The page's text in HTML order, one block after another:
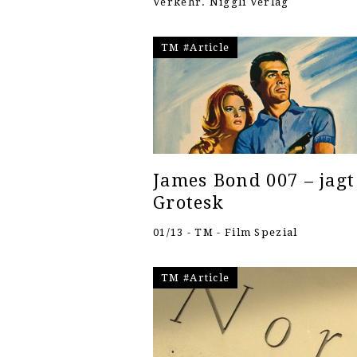
TM #Article
James Bond 007 –
Grotesk
01/13 - TM - Film Spezial
TM #Article